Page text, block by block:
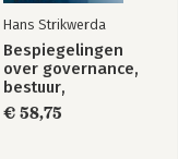
Hans Strikwerda
Bespiegelingen
over governance,
bestuur,
management en
organisatie in de
€ 58,75